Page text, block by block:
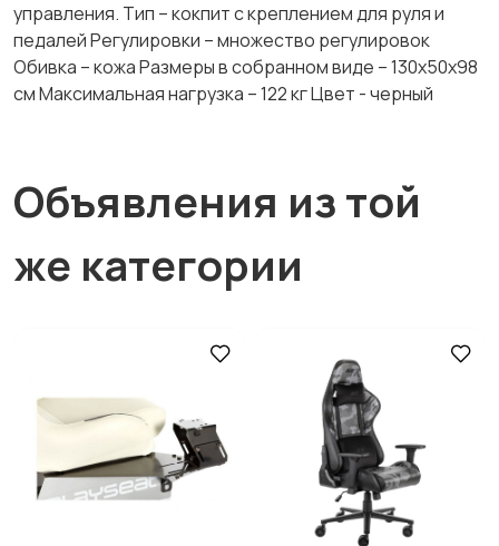
управления. Тип – кокпит с креплением для руля и
педалей Регулировки – множество регулировок
Обивка – кожа Размеры в собранном виде – 130x50x98
см Максимальная нагрузка – 122 кг Цвет - черный
Объявления из той
же категории